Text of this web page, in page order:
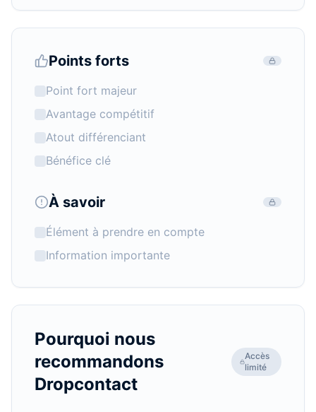
Points forts
Point fort majeur
Avantage compétitif
Atout différenciant
Bénéfice clé
À savoir
Élément à prendre en compte
Information importante
Pourquoi nous
recommandons
Dropcontact
Accès
limité